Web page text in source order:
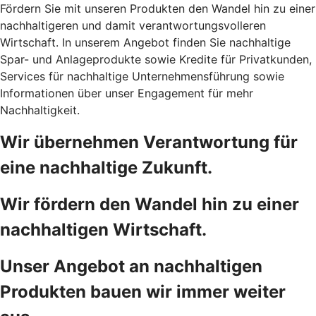
Fördern Sie mit unseren Produkten den Wandel hin zu einer
nachhaltigeren und damit verantwortungsvolleren
Wirtschaft. In unserem Angebot finden Sie nachhaltige
Spar- und Anlageprodukte sowie Kredite für Privatkunden,
Services für nachhaltige Unternehmensführung sowie
Informationen über unser Engagement für mehr
Nachhaltigkeit.
Wir übernehmen Verantwortung für
eine nachhaltige Zukunft.
Wir fördern den Wandel hin zu einer
nachhaltigen Wirtschaft.
Unser Angebot an nachhaltigen
Produkten bauen wir immer weiter